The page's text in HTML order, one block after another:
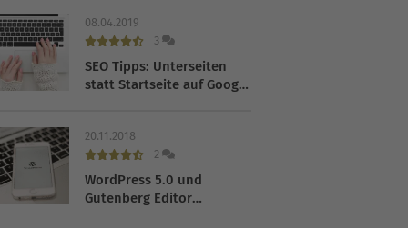
08.04.2019
3
SEO Tipps: Unterseiten
statt Startseite auf Google
20.11.2018
2
WordPress 5.0 und
Gutenberg Editor